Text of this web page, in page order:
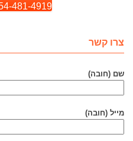
481-4919
צרו קשר
שם (חובה)
מייל (חובה)